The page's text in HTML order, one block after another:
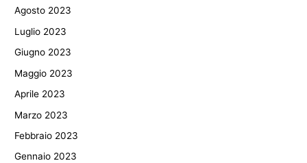
Agosto 2023
Luglio 2023
Giugno 2023
Maggio 2023
Aprile 2023
Marzo 2023
Febbraio 2023
Gennaio 2023